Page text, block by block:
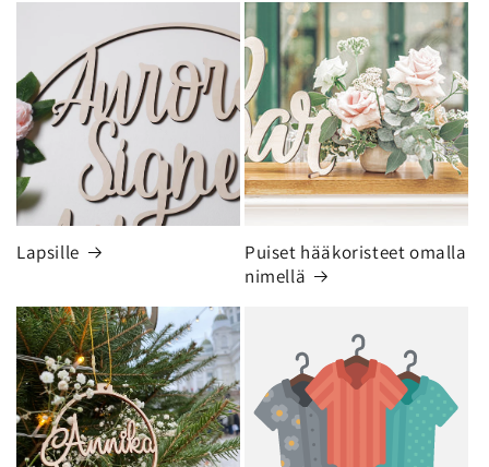
Lapsille
Puiset hääkoristeet omalla
nimellä